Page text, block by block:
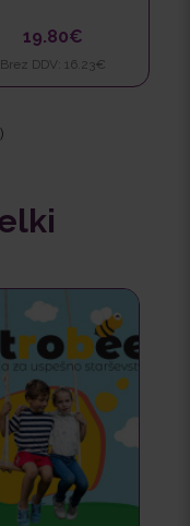
19.80€
Brez DDV: 16.23€